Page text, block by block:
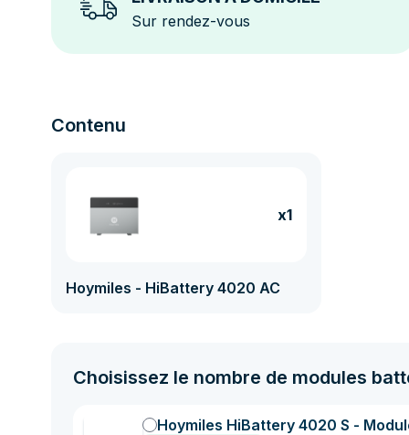
Sur rendez-vous
Contenu
x1
Hoymiles - HiBattery 4020 AC
Choisissez le nombre de modules
Hoymiles HiBattery 4020 S -